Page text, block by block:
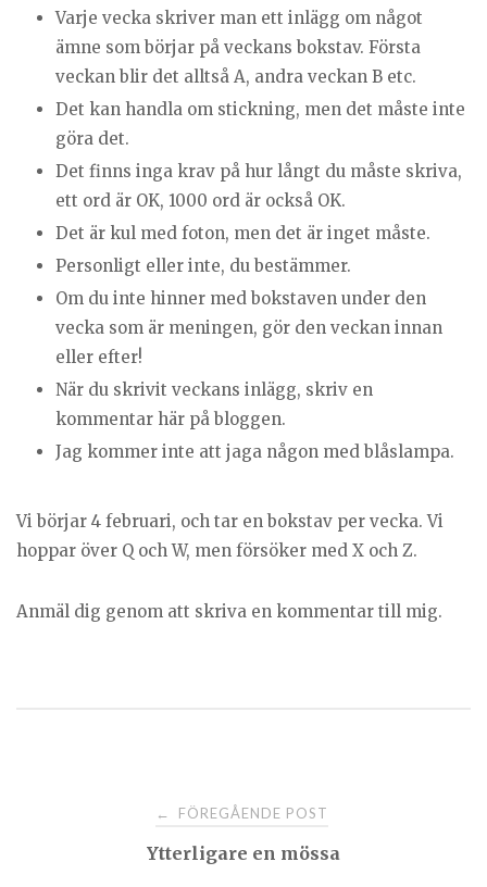
Varje vecka skriver man ett inlägg om något
ämne som börjar på veckans bokstav. Första
veckan blir det alltså A, andra veckan B etc.
Det kan handla om stickning, men det måste inte
göra det.
Det finns inga krav på hur långt du måste skriva,
ett ord är OK, 1000 ord är också OK.
Det är kul med foton, men det är inget måste.
Personligt eller inte, du bestämmer.
Om du inte hinner med bokstaven under den
vecka som är meningen, gör den veckan innan
eller efter!
När du skrivit veckans inlägg, skriv en
kommentar här på bloggen.
Jag kommer inte att jaga någon med blåslampa.
Vi börjar 4 februari, och tar en bokstav per vecka. Vi
hoppar över Q och W, men försöker med X och Z.
Anmäl dig genom att skriva en kommentar till mig.
← FÖREGÅENDE POST
Ytterligare en mössa